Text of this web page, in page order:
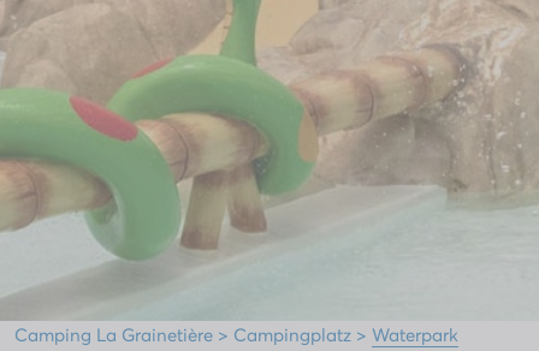
Camping La Grainetière > Campingplatz > Waterpark